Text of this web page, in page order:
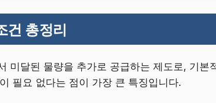
건 총정리
미달된 물량을 추가로 공급하는 제도로, 기본
필요 없다는 점이 가장 큰 특징입니다.